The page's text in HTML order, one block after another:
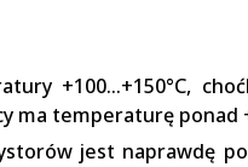
+100…+150°C,
ma temperaturę ponad
jest naprawdę